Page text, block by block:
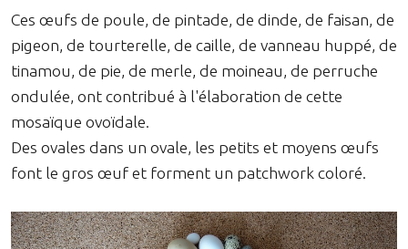
Ces œufs de poule, de pintade, de dinde, de faisan, de
pigeon, de tourterelle, de caille, de vanneau huppé, de
tinamou, de pie, de merle, de moineau, de perruche
ondulée, ont contribué à l'élaboration de cette
mosaïque ovoïdale.
Des ovales dans un ovale, les petits et moyens œufs
font le gros œuf et forment un patchwork coloré.